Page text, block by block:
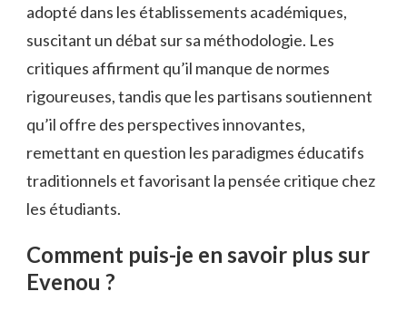
adopté dans les établissements académiques,
suscitant un débat sur sa méthodologie. Les
critiques affirment qu’il manque de normes
rigoureuses, tandis que les partisans soutiennent
qu’il offre des perspectives innovantes,
remettant en question les paradigmes éducatifs
traditionnels et favorisant la pensée critique chez
les étudiants.
Comment puis-je en savoir plus sur
Evenou ?